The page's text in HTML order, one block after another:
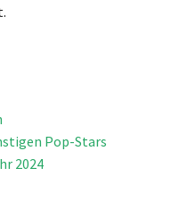
Pop-Stars
2024